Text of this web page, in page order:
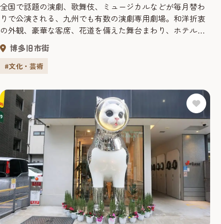
全国で話題の演劇、歌舞伎、ミュージカルなどが毎月替わ
りで公演される、九州でも有数の演劇専用劇場。和洋折衷
の外観、豪華な客席、花道を備えた舞台まわり、ホテルの
ように華やかなロビー、行き届いたサービスなどが、リッ
チな観劇を演出してくれる。また、膝掛けやオペラグラス
の貸し出しなど、無料・有料のサービスも充実。レストラ
みよう。 舞台 幅20m、奥行...
博多旧市街
#文化・芸術